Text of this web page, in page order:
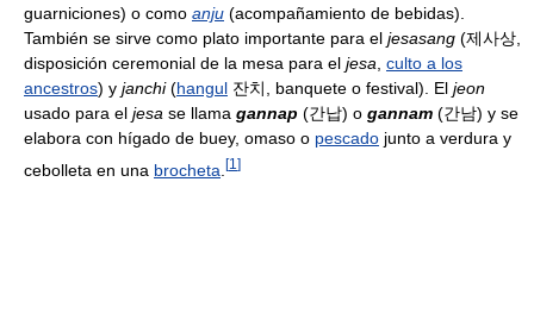
guarniciones) o como anju (acompañamiento de bebidas).
También se sirve como plato importante para el jesasang (제사상,
disposición ceremonial de la mesa para el jesa, culto a los
ancestros) y janchi(hangul 잔치, banquete o festival). El jeon
usado para el jesa se llama gannap (간납) o gannam (간남) y se
elabora con hígado de buey, omaso o pescado junto a verdura y
cebolleta en una brocheta [1 ]